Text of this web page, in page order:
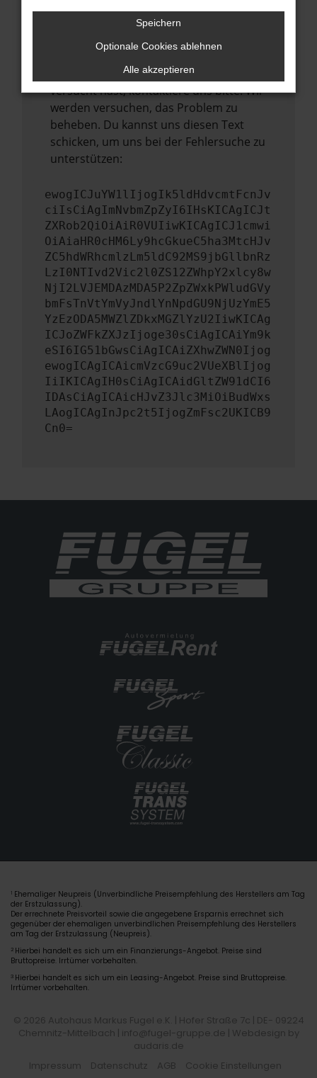
führen, dass bestimmte Funktionen nicht
Wende dich an den Webseitenbetreiber.
Wenn du alle oben genannten Schritte
versucht hast, kontaktiere uns bitte. Wir
werden versuchen, das Problem zu
beheben. Du kannst uns diesen Text
schicken, um uns bei der Fehlersuche zu
unterstützen:
ewogICJuYW1lIjogIk5ldHdvcmtFcnJv
ciIsCiAgImNvbmZpZyI6IHsKICAgICJt
ZXRob2QiOiAiR0VUIiwKICAgICJ1cmwi
OiAiaHR0cHM6Ly9hcGkueC5ha3MtcHJv
ZC5hdWRhcmlzLm5ldC92MS9jbGllbnRz
LzI0NTIvd2Vic2l0ZS12ZWhpY2xlcy8w
NjI2LVJEMDAzMDA5P2ZpZWxkPWludGVy
bmFsTnVtYmVyJndlYnNpdGU9NjUzYmE5
YzEzODA5MWZlZDkxMGZlYzU2IiwKICAg
ICJoZWFkZXJzIjoge30sCiAgICAiYm9k
eSI6IG51bGwsCiAgICAiZXhwZWN0Ijog
ewogICAgICAicmVzcG9uc2VUeXBlIjog
IiIKICAgIH0sCiAgICAidGltZW91dCI6
IDAsCiAgICAicHJvZ3Jlc3MiOiBudWxs
LAogICAgInJpc2t5IjogZmFsc2UKICB9
Cn0=
1 Ehemaliger Neupreis (Unverbindliche Preisempfehlung des Herstellers am Tag
der Erstzulassung).
Der errechnete Preisvorteil sowie die angegebene Ersparnis errechnet sich
gegenüber der ehemaligen unverbindlichen Preisempfehlung des Herstellers
am Tag der Erstzulassung (Neupreis).
2 Hierbei handelt es sich um ein Finanzierungs-Angebot. Preise sind
Bruttopreise. Irrtümer vorbehalten.
3 Hierbei handelt es sich um ein Leasing-Angebot. Preise sind Bruttopreise.
Irrtümer vorbehalten.
© 2026 Autohaus Markus Fugel e.K. | Hofer Straße 7c | DE- 09224
Chemnitz-Mittelbach | info@fugel-gruppe.de | Webdesign by
audaris.de
Impressum
Datenschutz AGB Cookie Einstellungen
Speichern
Optionale Cookies ablehnen
Alle akzeptieren